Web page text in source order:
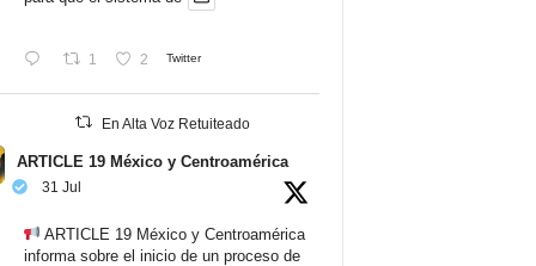
1 2 Twitter
En Alta Voz Retuiteado
ARTICLE 19 México y Centroamérica
31 Jul
ARTICLE 19 México y Centroamérica
informa sobre el inicio de un proceso de